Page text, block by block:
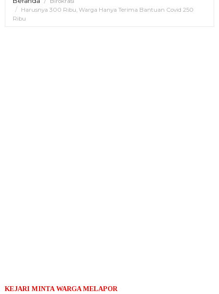
Harusnya 300 Ribu, Warga Hanya Terima Bantuan Covid 250
Ribu
KEJARI MINTA WARGA MELAPOR